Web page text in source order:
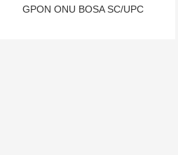
GPON ONU BOSA SC/UPC